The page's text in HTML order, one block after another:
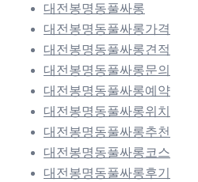
대전봉명동풀싸롱
대전봉명동풀싸롱가격
대전봉명동풀싸롱견적
대전봉명동풀싸롱문의
대전봉명동풀싸롱예약
대전봉명동풀싸롱위치
대전봉명동풀싸롱추천
대전봉명동풀싸롱코스
대전봉명동풀싸롱후기